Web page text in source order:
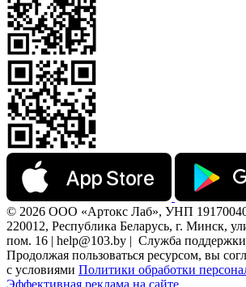
© 2026 ООО «Артокс Лаб», УНП
220012, Республика Беларусь, г. Минск,
пом. 16 | help@103.by | Служба поддержки
Продолжая пользоваться ресурсом, вы
с условиями Политики обработки
Эффективная реклама на сайте